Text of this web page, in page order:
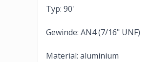
Typ: 90'
Gewinde: AN4 (7/16" UNF)
Material: aluminium